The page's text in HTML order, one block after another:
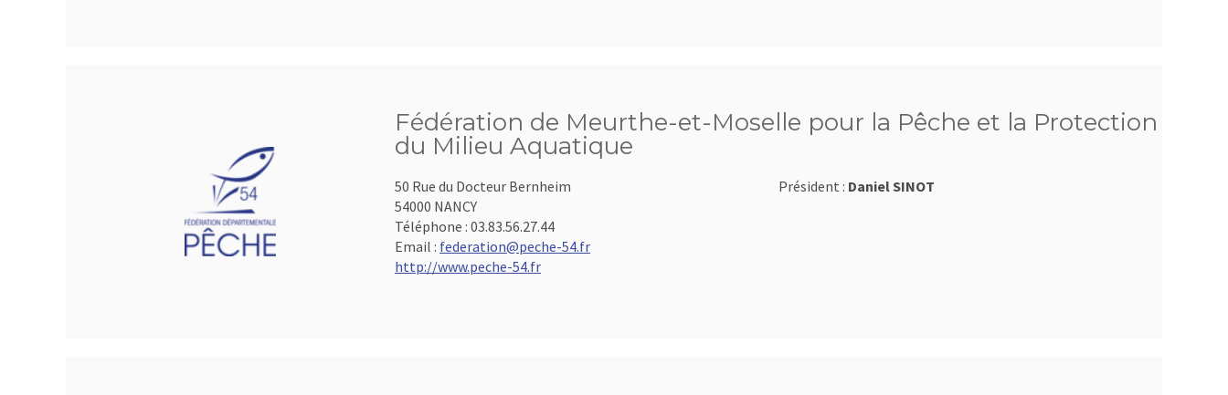
Fédération de Meurthe-et-Moselle pour la Pêche et la Protection
du Milieu Aquatique
50 Rue du Docteur Bernheim
54000 NANCY
Téléphone : 03.83.56.27.44
Email : federation@peche-54.fr
http://www.peche-54.fr
Président : Daniel SINOT